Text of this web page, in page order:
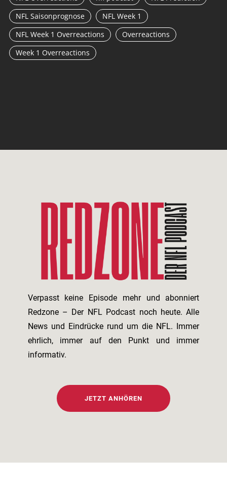
NFL Saisonprognose
NFL Week 1
NFL Week 1 Overreactions
Overreactions
Week 1 Overreactions
Verpasst keine Episode mehr und abonniert
Redzone – Der NFL Podcast noch heute. Alle
News und Eindrücke rund um die NFL. Immer
ehrlich, immer auf den Punkt und immer
informativ.
JETZT ANHÖREN